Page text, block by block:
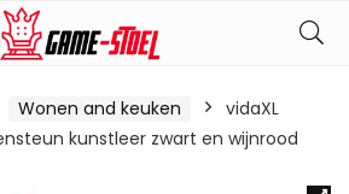
Wonen and keuken
vidaXL
kunstleer zwart en wijnrood